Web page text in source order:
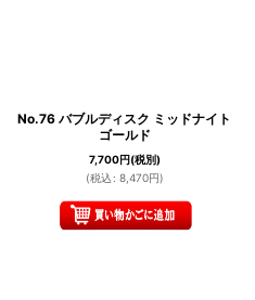
No.76 バブルディスク ミッドナイト
ゴールド
7,700円(税別)
(税込 : 8,470円)